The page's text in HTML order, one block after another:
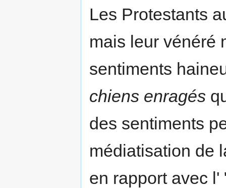
Les Protestants
mais leur vénéré
sentiments
chiens enragés
des sentiments
médiatisation de
en rapport avec l'